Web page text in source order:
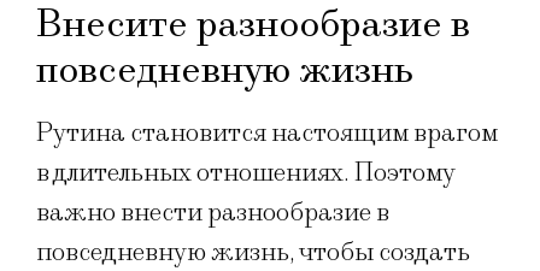
Внесите разнообразие в
повседневную жизнь
Рутина становится настоящим врагом
в длительных отношениях. Поэтому
важно внести разнообразие в
повседневную жизнь, чтобы создать